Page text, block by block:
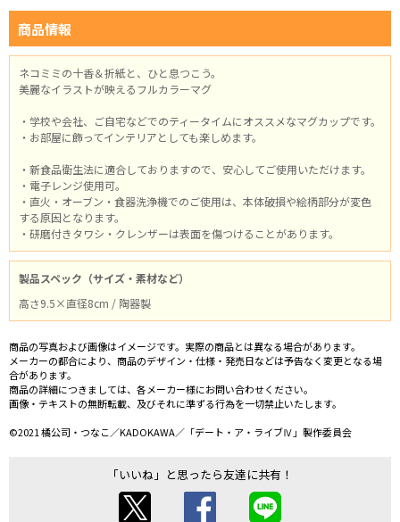
商品情報
ネコミミの十香＆折紙と、ひと息つこう。
美麗なイラストが映えるフルカラーマグ
・学校や会社、ご自宅などでのティータイムにオススメなマグカップです。
・お部屋に飾ってインテリアとしても楽しめます。
・新食品衛生法に適合しておりますので、安心してご使用いただけます。
・電子レンジ使用可。
・直火・オーブン・食器洗浄機でのご使用は、本体破損や絵柄部分が変色
する原因となります。
・研磨付きタワシ・クレンザーは表面を傷つけることがあります。
製品スペック（サイズ・素材など）
高さ9.5×直径8cm / 陶器製
商品の写真および画像はイメージです。実際の商品とは異なる場合があります。
メーカーの都合により、商品のデザイン・仕様・発売日などは予告なく変更となる場
合があります。
商品の詳細につきましては、各メーカー様にお問い合わせください。
画像・テキストの無断転載、及びそれに準ずる行為を一切禁止いたします。
©2021 橘公司・つなこ／KADOKAWA／「デート・ア・ライブⅣ」製作委員会
「いいね」と思ったら友達に共有！